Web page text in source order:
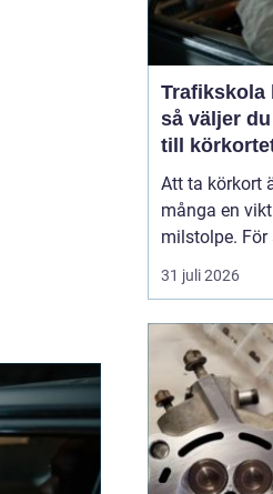
Trafikskola
så väljer
till
Att ta körkort
många en
milstolpe. För
på ett tryggt
effektivt sätt
Den som
Trafikskola
möter i dag
alternativ,
31 juli 2026